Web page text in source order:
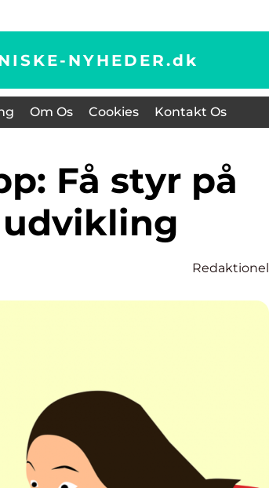
NYHEDER.dk
Om Os Cookies Kontakt Os
Redaktionel